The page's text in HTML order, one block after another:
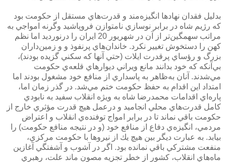
بدليل فقدان نهادها انگيزه‌مند و قدرت‌هاي مستقل از حكومت بود
كه رژيم شاه در برابر نوسازي نامتوازن فروپاشيد وگرنه امواجي به
مراتب سهمگين‌تر از آن در شهريور 20 ايران را درنورديد اما نظم
كهن را دستخوش تغيير نكرد. خاندان‌هاي پرنفوذ و و زمين‌داران
بزرگ و رؤساي پرقدرت ايلات (حتي آنها كه سكني گزيده بودند)،
بي‌آنكه كه خود بدانند مانع ويراني ديوارهاي قلعه‌ي حكومت
مي‌شدند. آنان به‌ظاهر به پاسداري از منافع خود مشغول بودند اما
امتداد اين اقدام به حفظ حكومت ختم مي‌شد. در گذر زمان اما،
پاره‌اي اقدامات محمدرضا شاه به ويژه انقلاب سفيد به نابودي
كامل قدرت‌هاي محلي انجاميد و درعمل هيچ قدرت مؤثري خارج از
حكومت باقي نماند تا در برابر امواج توفنده‌ي انقلاب و اعتراض
مردمي، انگيزه‌ي دفاع از منافع خود (و در نتيجه منافع حكومت) را
بيابد. به عبارت ديگر بين هيچ يك از نيروها با حكومت مركزي،
منفعت مشتركي باقي نمانده بود. اگر در آشوب و آشفتگي آغازين
ماه‌هاي انقلاب، كشور از خطر تجزيه مصون ماند علت، رهبري